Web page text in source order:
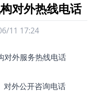
对外热线电话
11 17:24
对外服务热线电话
对外公开咨询电话